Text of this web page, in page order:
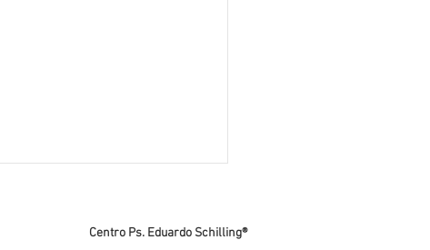
Centro Ps. Eduardo Schilling®